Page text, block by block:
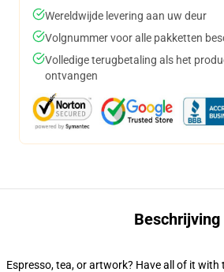
Wereldwijde levering aan uw deur
Volgnummer voor alle pakketten
Volledige terugbetaling als het
ontvangen
Beschrijving
Espresso, tea, or artwork? Have all of it with